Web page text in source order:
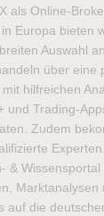
als Online-
Europa bieten
Auswahl
über eine
hilfreichen
und Trading-
Zudem
& Wissensportal
Marktanalysen
auf die